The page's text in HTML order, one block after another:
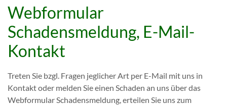
Webformular
Schadensmeldung, E-Mail-
Kontakt
Treten Sie bzgl. Fragen jeglicher Art per E-Mail mit uns in
Kontakt oder melden Sie einen Schaden an uns über das
Webformular Schadensmeldung, erteilen Sie uns zum